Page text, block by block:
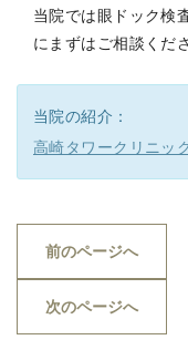
当院では眼ドック検
にまずはご相談くだ
当院の紹介 ：
高崎タワークリニッ
前のページへ
次のページへ